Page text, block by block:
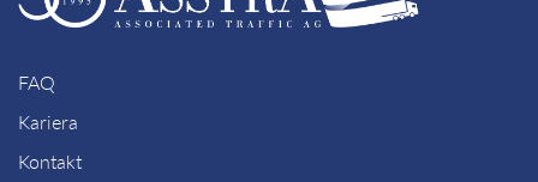
FAQ
Kariera
Kontakt